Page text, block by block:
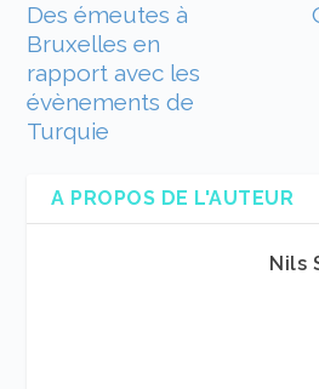
Des émeutes à
Bruxelles en
rapport avec les
évènements de
Turquie
A PROPOS DE L'AUTEUR
Nils